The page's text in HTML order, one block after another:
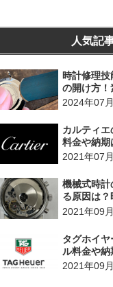
人気記
時計修理
の開け方！
る？
2024年07
カルティ
料金や納期
門店の比較
2021年07
機械式時計
る原因は
の技術者
2021年09
タグホイ
ル料金や
専門店の
2021年09